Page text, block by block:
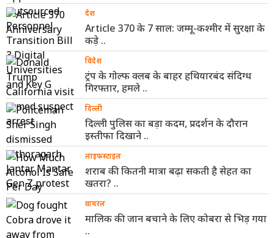
देश
Article 370 के 7 साल: जम्मू-कश्मीर में सुरक्षा के
कड़े ..
विदेश
ट्रंप के गोल्फ क्लब के बाहर हथियारबंद संदिग्ध
गिरफ्तार, हमले ..
दिल्ली
दिल्ली पुलिस का बड़ा कदम, प्रदर्शन के दौरान
इस्तीफा दिखाने ..
लाइफस्टाइल
शराब की कितनी मात्रा बढ़ा सकती है सेहत का
खतरा? ..
वायरल
मालिक की जान बचाने के लिए कोबरा से भिड़ गया
..